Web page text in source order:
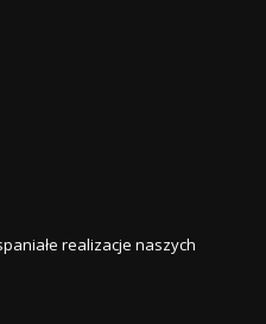
realizacje naszych